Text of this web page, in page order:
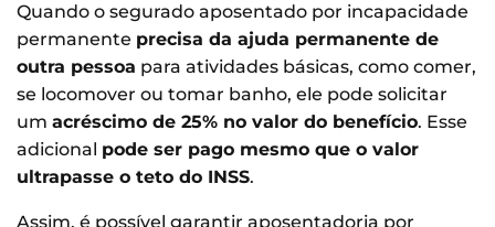
Quando o segurado aposentado por incapacidade
permanente precisa da ajuda permanente de
outra pessoa para atividades básicas, como comer,
se locomover ou tomar banho, ele pode solicitar
um acréscimo de 25% no valor do benefício. Esse
adicional pode ser pago mesmo que o valor
ultrapasse o teto do INSS.
Assim, é possível garantir aposentadoria por